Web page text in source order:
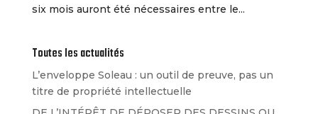
six mois auront été nécessaires entre le...
Toutes les actualités
L’enveloppe Soleau : un outil de preuve, pas un
titre de propriété intellectuelle